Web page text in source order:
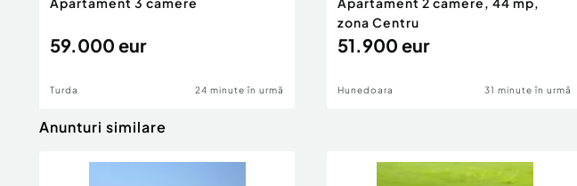
59.000 eur
Turda 24 minute în urmă
zona Centru
51.900 eur
Hunedoara 31 minute în urmă
Anunturi similare